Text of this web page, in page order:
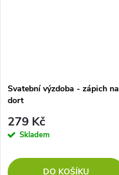
Svatební výzdoba - zápich na
dort
279 Kč
Skladem
DO KOŠÍKU